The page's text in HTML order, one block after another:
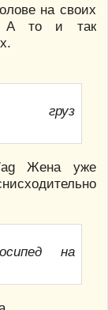
на своих
А то и так
груз
Жена уже
на